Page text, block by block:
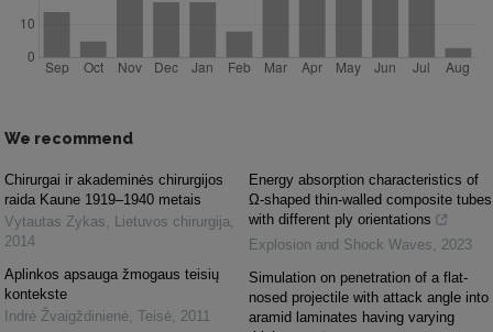
We recommend
Chirurgai ir akademinės chirurgijos
raida Kaune 1919–1940 metais
Vytautas Zykas, Lietuvos chirurgija,
2014
Aplinkos apsauga žmogaus teisių
kontekste
Indrė Žvaigždinienė, Teisė, 2011
Energy absorption characteristics of
Ω-shaped thin-walled composite tubes
with different ply orientations
Explosion and Shock Waves, 2023
Simulation on penetration of a flat-
nosed projectile with attack angle into
aramid laminates having varying